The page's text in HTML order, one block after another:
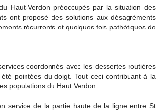
Haut-Verdon préoccupés par la situation des
ont proposé des solutions aux désagréments
récurrents et quelques fois pathétiques de
coordonnés avec les dessertes routières
pointées du doigt. Tout ceci contribuant à la
populations du Haut Verdon.
service de la partie haute de la ligne entre St